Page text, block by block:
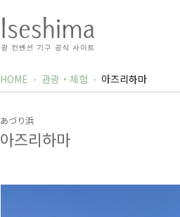
HOME 관광・체험 아즈리하마
あづり浜
아즈리하마